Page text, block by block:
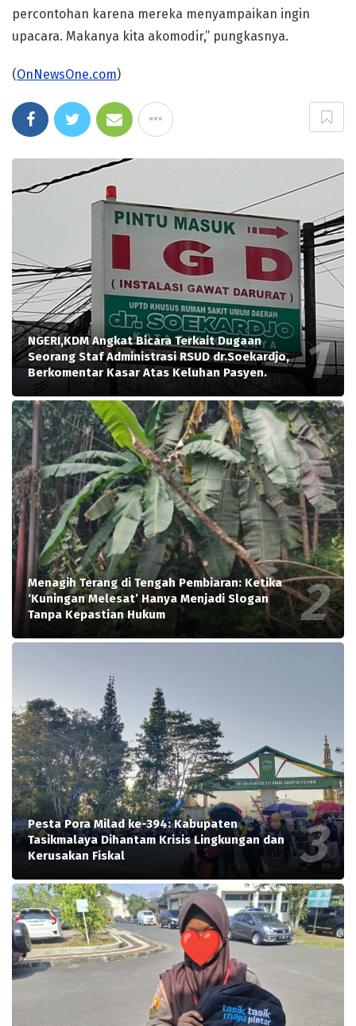
percontohan karena mereka menyampaikan ingin
upacara. Makanya kita akomodir,” pungkasnya.
(OnNewsOne.com)
NGERI,KDM Angkat Bicara Terkait Dugaan
Seorang Staf Administrasi RSUD dr.Soekardjo,
Berkomentar Kasar Atas Keluhan Pasyen.
Menagih Terang di Tengah Pembiaran: Ketika
‘Kuningan Melesat’ Hanya Menjadi Slogan
Tanpa Kepastian Hukum
Pesta Pora Milad ke-394: Kabupaten
Tasikmalaya Dihantam Krisis Lingkungan dan
Kerusakan Fiskal